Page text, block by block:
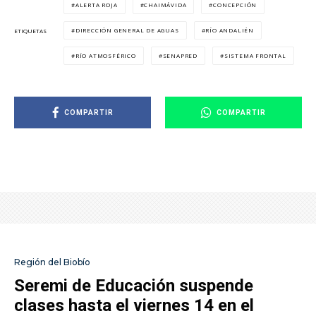
ETIQUETAS
ALERTA ROJA CHAIMÁVIDA CONCEPCIÓN
DIRECCIÓN GENERAL DE AGUAS RÍO ANDALIÉN
RÍO ATMOSFÉRICO SENAPRED SISTEMA FRONTAL
COMPARTIR COMPARTIR
Región del Biobío
Seremi de Educación suspende
clases hasta el viernes 14 en el